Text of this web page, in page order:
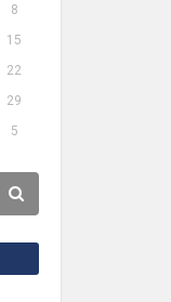
8
15
22
29
5